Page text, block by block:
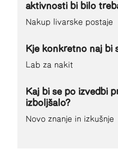
aktivnosti bi bilo
Nakup livarske postaje
Kje konkretno naj bi
Lab za nakit
Kaj bi se po izvedbi
izboljšalo?
Novo znanje in izkušnje